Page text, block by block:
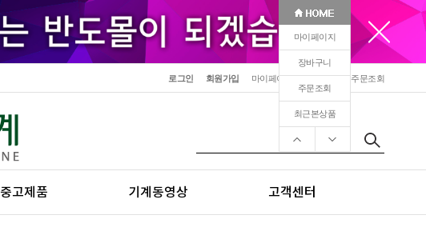
마이페이지
장바구니
주문조회
최근본상품
로그인 회원가입 마이페이지 장바구니 주문조회
중고제품 기계동영상 고객센터